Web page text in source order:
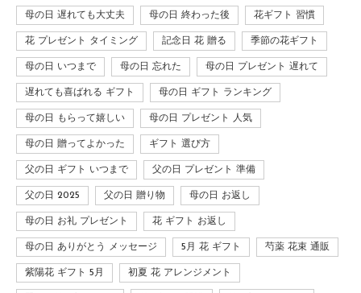
母の日 遅れても大丈夫 母の日 終わった後 花ギフト 習慣
花 プレゼント タイミング 記念日 花 贈る 季節の花ギフト
母の日 いつまで 母の日 忘れた 母の日 プレゼント 遅れて
遅れても喜ばれる ギフト 母の日 ギフト ランキング
母の日 もらって嬉しい 母の日 プレゼント 人気
母の日 贈ってよかった ギフト 選び方
父の日 ギフト いつまで 父の日 プレゼント 準備
父の日 2025 父の日 贈り物 母の日 お返し
母の日 お礼 プレゼント 花 ギフト お返し
母の日 ありがとう メッセージ 5月 花 ギフト 芍薬 花束 通販
紫陽花 ギフト 5月 初夏 花 アレンジメント